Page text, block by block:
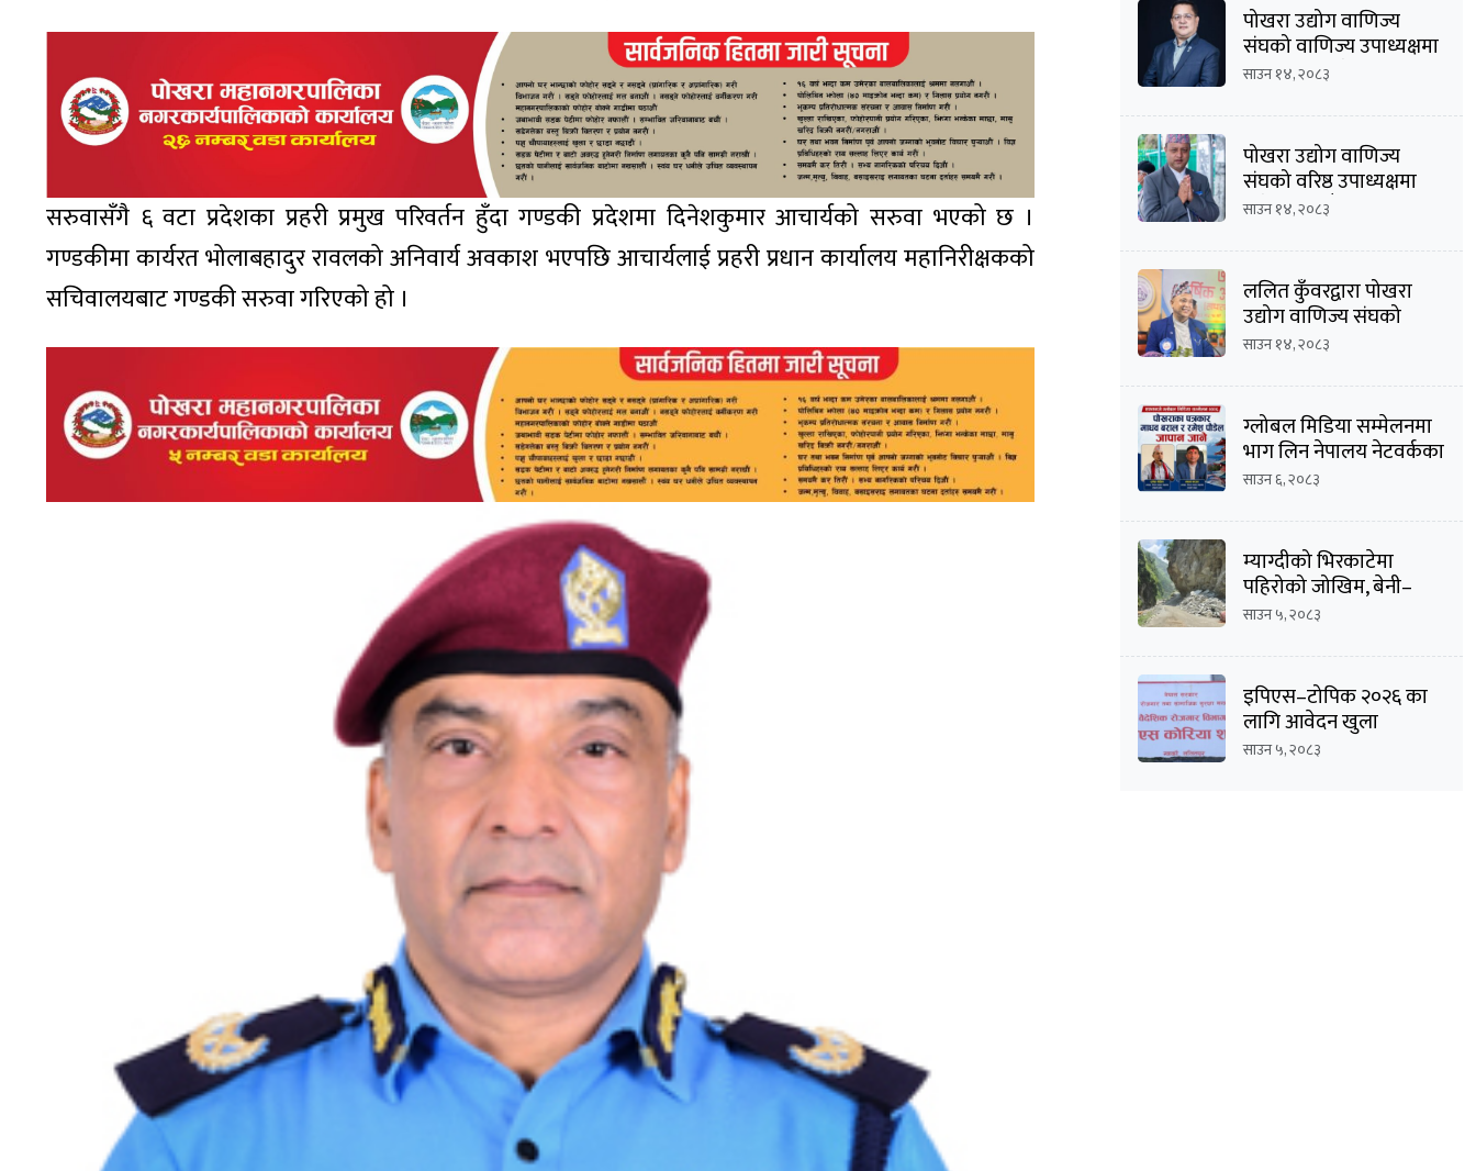
सरुवासँगै ६ वटा प्रदेशका प्रहरी प्रमुख परिवर्तन हुँदा गण्डकी प्रदेशमा दिनेशकुमार आचार्यको सरुवा भएको छ ।
गण्डकीमा कार्यरत भोलाबहादुर रावलको अनिवार्य अवकाश भएपछि आचार्यलाई प्रहरी प्रधान कार्यालय महानिरीक्षकको
सचिवालयबाट गण्डकी सरुवा गरिएको हो ।
पोखरा उद्योग वाणिज्य
संघको वाणिज्य उपाध्यक्षमा
मनोज कुमार श्रेष्ठको
साउन १४, २०८३
पोखरा उद्योग वाणिज्य
संघको वरिष्ठ उपाध्यक्षमा
दिनेशचन्द्र बाँस्तोलाको
साउन १४, २०८३
ललित कुँवरद्वारा पोखरा
उद्योग वाणिज्य संघको
उद्योग उपाध्यक्ष पदमा
साउन १४, २०८३
ग्लोबल मिडिया सम्मेलनमा
भाग लिन नेपालय नेटवर्कका
सम्पादक माधव
प्रस्थान
साउन ६, २०८३
म्याग्दीको भिरकाटेमा
पहिरोको जोखिम, बेनी–
जोमसोम सडक असुरक्षित
साउन ५, २०८३
इपिएस–टोपिक २०२६ का
लागि आवेदन खुला
साउन ५, २०८३